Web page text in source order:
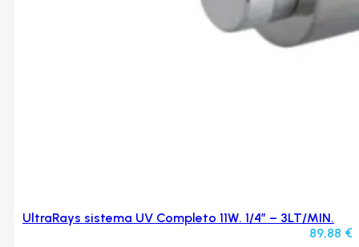
UltraRays sistema UV Completo 11W. 1/4” – 3LT/MIN.
89,88 €